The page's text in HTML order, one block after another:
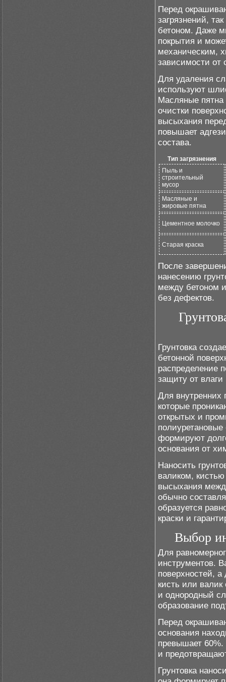
Перед
загрязнений,
бетоном. Даже
покрытия и
механическим,
зависимости от
Для удаления
используют
Масляные
очистки
высыхания
повышает
состава.
Тип загрязнения
Пыль и
строительный
мусор
Масляные и
жировые пятна
Цементное молочко
Старая краска
После
нанесению
между бетоном
без дефектов.
Грунтовка
бетонной
распределение
защиту от влаги
Для внутренних
которые
открытых и
формируют
основания от
Наносить
валиком,
высыхания
обычно
образуется
краски и
Выбор
Для
инструментов.
поверхностей,
кисть или
и однородный
образование
Перед
основания
превышает 60%.
и
Грунтовка